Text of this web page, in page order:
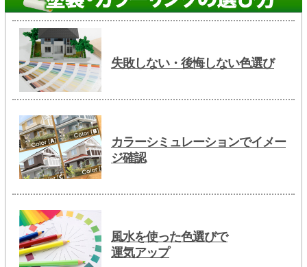
失敗しない・後悔しない色選び
カラーシミュレーションでイメー
ジ確認
風水を使った色選びで
運気アップ